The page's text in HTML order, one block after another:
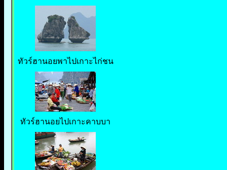
ทัวร์ฮานอยพาไปเกาะไก่ชน
ทัวร์ฮานอยไปเกาะคาบบา